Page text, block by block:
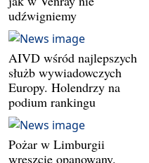
udźwigniemy
AIVD wśród najlepszych
służb wywiadowczych
Europy. Holendrzy na
podium rankingu
Pożar w Limburgii
wreszcie opanowany.